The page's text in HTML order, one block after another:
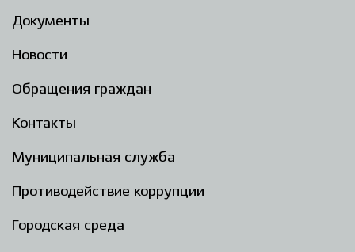
Документы
Новости
Обращения граждан
Контакты
Муниципальная служба
Противодействие коррупции
Городская среда